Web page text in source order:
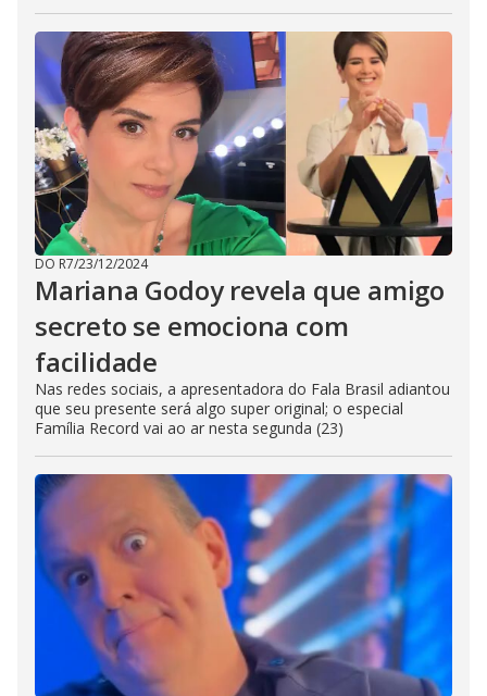
DO R7/23/12/2024
Mariana Godoy revela que amigo
secreto se emociona com
facilidade
Nas redes sociais, a apresentadora do Fala Brasil adiantou
que seu presente será algo super original; o especial
Família Record vai ao ar nesta segunda (23)